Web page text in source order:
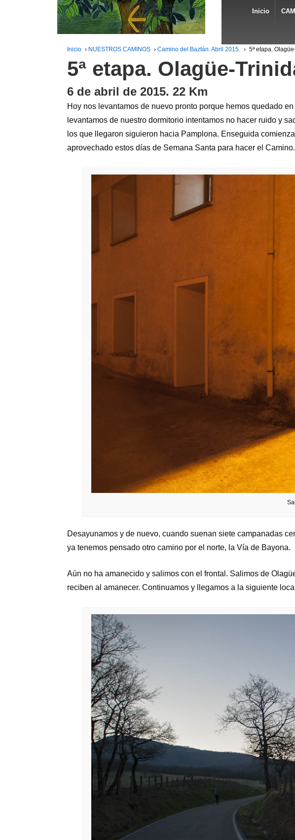
Inicio
Inicio › NUESTROS CAMINOS › Camino del Baztán. Abril 2015. › 5ª etapa.
5ª etapa. Olagüe-
6 de abril de 2015. 22 Km
Hoy nos levantamos de nuevo pronto porque hemos quedado
levantamos de nuestro dormitorio intentamos no hacer ruido y
los que llegaron siguieron hacia Pamplona. Enseguida
aprovechado estos días de Semana Santa para hacer el Camino.
Desayunamos y de nuevo, cuando suenan siete campanadas
ya tenemos pensado otro camino por el norte, la Vía de Bayona.
Aún no ha amanecido y salimos con el frontal. Salimos de
reciben al amanecer. Continuamos y llegamos a la siguiente